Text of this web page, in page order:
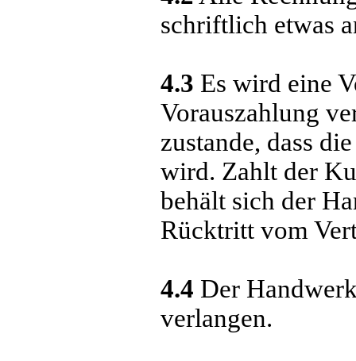
schriftlich etwas
4.3 Es wird eine
Vorauszahlung
zustande, dass
wird. Zahlt der
behält sich der
Rücktritt vom
4.4 Der
verlangen.